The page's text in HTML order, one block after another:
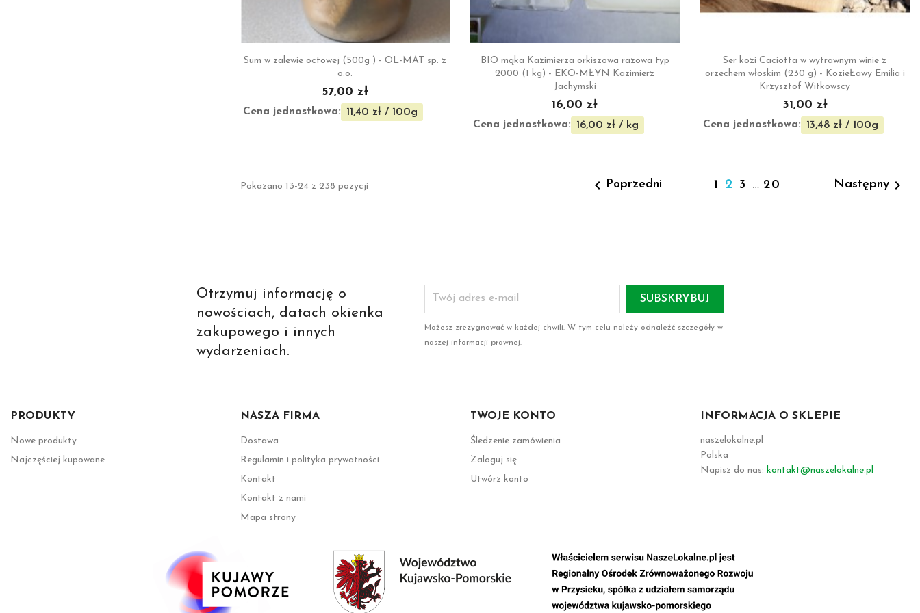
Szybki podgląd
Sum w zalewie octowej (500g ) - OL-MAT sp. z
o.o.
57,00 zł
Cena jednostkowa: 11,40 zł / 100g
Szybki podgląd
BIO mąka Kazimierza orkiszowa razowa typ
2000 (1 kg) - EKO-MŁYN Kazimierz
Jachymski
16,00 zł
Cena jednostkowa: 16,00 zł / kg
Szybki podgląd
Ser kozi Caciotta w wytrawnym winie z
orzechem włoskim (230 g) - KozieŁawy Emilia i
Krzysztof Witkowscy
31,00 zł
Cena jednostkowa: 13,48 zł / 100g
Pokazano 13-24 z 238 pozycji  Poprzedni 1 23 … 20 Następny
Otrzymuj informację o
nowościach, datach okienka
zakupowego i innych
wydarzeniach.
Możesz zrezygnować w każdej chwili. W tym celu należy odnaleźć szczegóły w
naszej informacji prawnej.
PRODUKTY
Nowe produkty
Najczęściej kupowane
NASZA FIRMA
Dostawa
Regulamin i polityka prywatności
Kontakt
Kontakt z nami
Mapa strony
TWOJE KONTO
Śledzenie zamówienia
Zaloguj się
Utwórz konto
INFORMACJA O SKLEPIE
naszelokalne.pl
Polska
Napisz do nas: kontakt@naszelokalne.pl